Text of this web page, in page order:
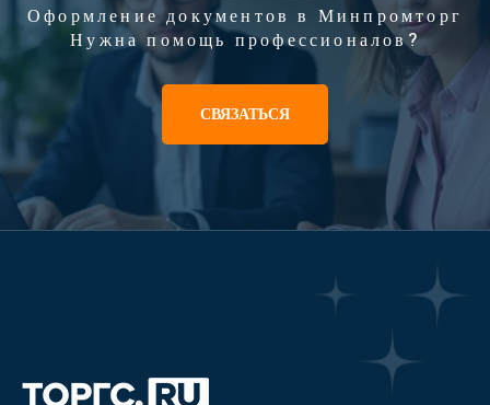
Оформление документов в Минпромторг
Нужна помощь профессионалов?
СВЯЗАТЬСЯ